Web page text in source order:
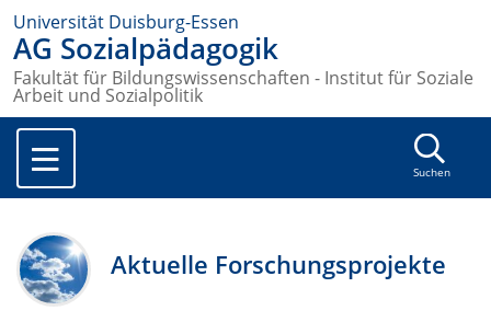
Universität Duisburg-Essen
AG Sozialpädagogik
Fakultät für Bildungswissenschaften - Institut für Soziale
Arbeit und Sozialpolitik
Suchen
Aktuelle Forschungsprojekte